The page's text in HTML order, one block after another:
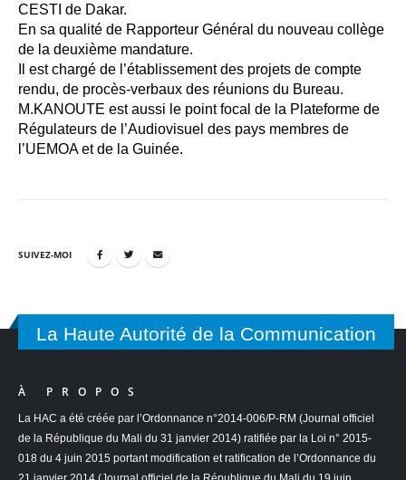
CESTI de Dakar.
En sa qualité de Rapporteur Général du nouveau collège
de la deuxième mandature.
Il est chargé de l’établissement des projets de compte
rendu, de procès-verbaux des réunions du Bureau.
M.KANOUTE est aussi le point focal de la Plateforme de
Régulateurs de l’Audiovisuel des pays membres de
l’UEMOA et de la Guinée.
SUIVEZ-MOI
La Haute Autorité de la Communication
À PROPOS
La HAC a été créée par l’Ordonnance n°2014-006/P-RM (Journal officiel
de la République du Mali du 31 janvier 2014) ratifiée par la Loi n° 2015-
018 du 4 juin 2015 portant modification et ratification de l’Ordonnance du